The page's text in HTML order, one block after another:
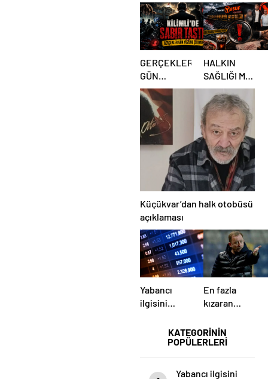
KATEGORİNİN
POPÜLERLERİ
Yabancı ilgisini
GERÇEKLER
GÜN
YÜZÜNE
ÇIKIYOR:
KİLİMLİ’DE
SABIR
TAŞTI!
HALKIN
SAĞLIĞI MI,
RANT MI?
KİLİMLİ’DE
TEPKİ
ÇEKEN
ZİYARET!
Küçükvar’dan halk otobüsü
açıklaması
Yabancı
ilgisini
çeken yerli
hisseler
En fazla
kızaran
Antalyaspor!
Tam 5
futbolcu….